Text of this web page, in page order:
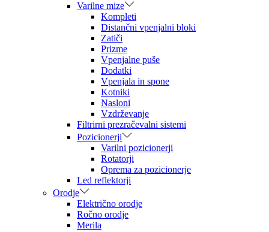
Varilne mize
Kompleti
Distančni vpenjalni bloki
Zatiči
Prizme
Vpenjalne puše
Dodatki
Vpenjala in spone
Kotniki
Nasloni
Vzdrževanje
Filtrirni prezračevalni sistemi
Pozicionerji
Varilni pozicionerji
Rotatorji
Oprema za pozicionerje
Led reflektorji
Orodje
Električno orodje
Ročno orodje
Merila